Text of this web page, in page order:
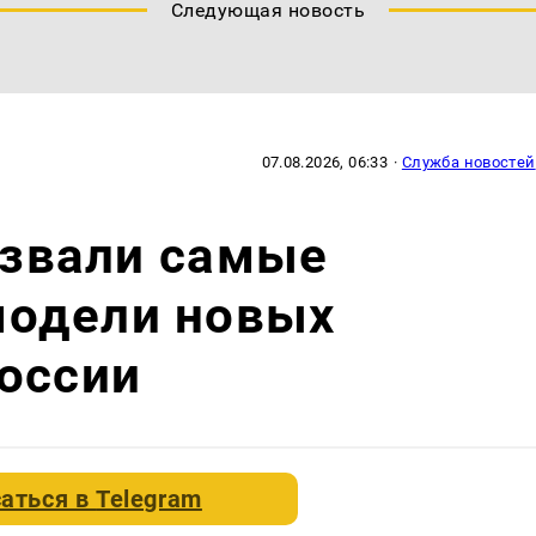
Следующая новость
07.08.2026, 06:33 · Служба новостей
самые
новых
вTelegram